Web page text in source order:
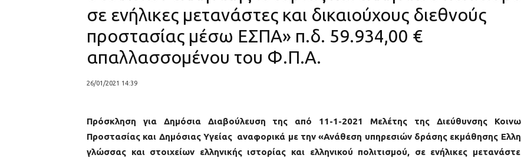
σε ενήλικες μετανάστες και δικαιούχους διεθνούς
προστασίας μέσω ΕΣΠΑ» π.δ. 59.934,00 €
απαλλασσομένου του Φ.Π.Α.
26/01/2021 14:39
Πρόσκληση για Δημόσια Διαβούλευση της από 11-1-2021 Μελέτης της Διεύθυνσης
Προστασίας και Δημόσιας Υγείας αναφορικά με την «Ανάθεση υπηρεσιών δράσης εκμάθησης
γλώσσας και στοιχείων ελληνικής ιστορίας και ελληνικού πολιτισμού, σε ενήλικες